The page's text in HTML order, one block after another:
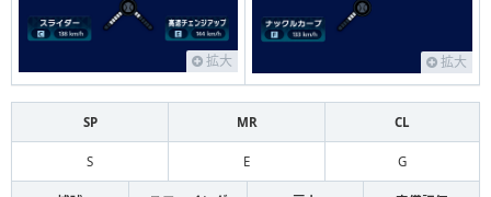
拡大 拡大
SP MR CL
S E G